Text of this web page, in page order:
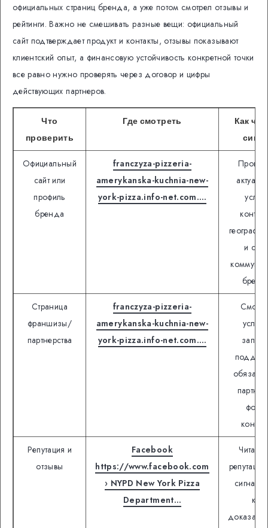
официальных страниц бренда, а уже потом смотрел отзывы и
рейтинги. Важно не смешивать разные вещи: официальный
сайт подтверждает продукт и контакты, отзывы показывают
клиентский опыт, а финансовую устойчивость конкретной точки
все равно нужно проверять через договор и цифры
действующих партнеров.
Что
проверить
Где смотреть
Как
Официальный
сайт или
профиль
бренда
franczyza-pizzeria-
amerykanska-kuchnia-new-
york-pizza.info-net.com….
и
Страница
франшизы/
партнерства
franczyza-pizzeria-
amerykanska-kuchnia-new-
york-pizza.info-net.com….
Репутация и
отзывы
Facebook
https://www.facebook.com
› NYPD New York Pizza
Department…
Читать
сигнал,
как